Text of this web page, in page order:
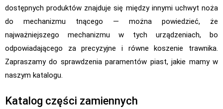
dostępnych produktów znajduje się między innymi uchwyt noża
do mechanizmu tnącego — można powiedzieć, że
najważniejszego mechanizmu w tych urządzeniach, bo
odpowiadającego za precyzyjne i równe koszenie trawnika.
Zapraszamy do sprawdzenia paramentów piast, jakie mamy w
naszym katalogu.
Katalog części zamiennych